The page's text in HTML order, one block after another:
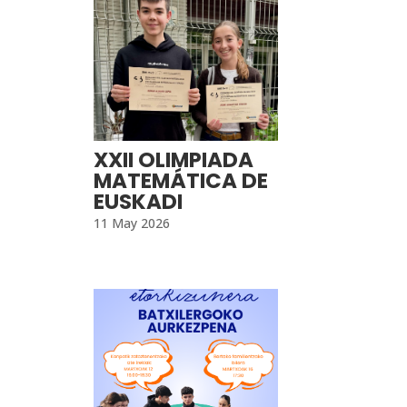
XXII OLIMPIADA
MATEMÁTICA DE
EUSKADI
11 May 2026